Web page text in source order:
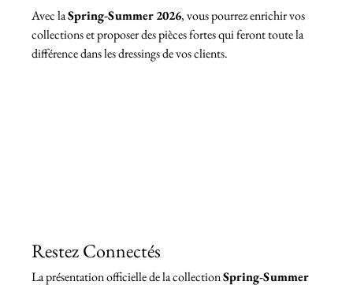
Avec la Spring-Summer 2026, vous pourrez enrichir vos
collections et proposer des pièces fortes qui feront toute la
différence dans les dressings de vos clients.
Restez Connectés
La présentation officielle de la collection Spring-Summer